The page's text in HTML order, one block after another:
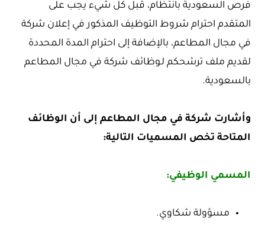
فرص السعودية بانتظام، قبل كل شيء يجب على
المتقدم احترام شروط التوظيف المذكور في إعلان شركة
في مجال المطاعم، بالإضافة إلى احترام المدة المحددة
لقديم ملف ترشحكم لـوظائف شركة في مجال المطاعم
بالسعودية.
وأشارت شركة في مجال المطاعم إلى أن الوظائف
المتاحة تخص المسميات التالية:
المسمي الوظيفي:
مسؤولة شكاوي.